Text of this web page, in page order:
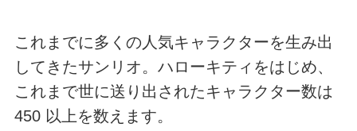
これまでに多くの人気キャラクターを生み出
してきたサンリオ。ハローキティをはじめ、
これまで世に送り出されたキャラクター数は
450 以上を数えます。